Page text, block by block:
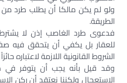
ولو لم يكن مالكا أن يطلب طرد
الطريقة.
فدعوى طرد الغاصب إذن لا
للعقار بل يكفي أن يتحقق فيه
الشروط القانونية اللازمة لاعتباره
وقد قيل بأنه يجب أن يتوفر
الاستعجال ولكننا نعتقد أن ركن